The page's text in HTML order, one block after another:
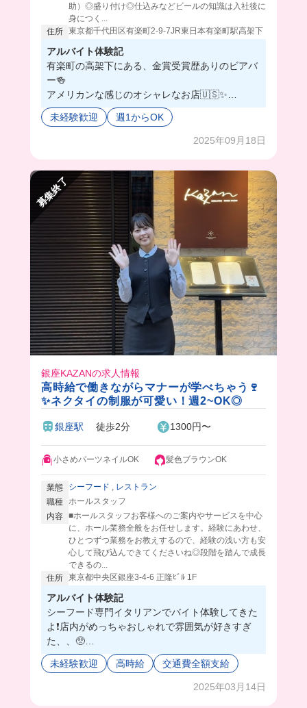
助）◎盛り付け◎仕込みなどビールの知識は入社後に
身につく...
住所 東京都千代田区有楽町2-9-7JR東日本有楽町駅高架下
アルバイト体験記
有楽町の高架下にある、金賞受賞歴ありのビアバ
ー🍻
アメリカンな感じのオシャレなお店🇺🇸✨
とってもフランクで仲良いスタッフが多いから、
めちゃくちゃ働きやすい🌟
もちろんビールの知識なくても、教えてくれるか
まかないも自由に好きなもの食べれるから、みん
な店長に甘えてるみたい🤭💕
気楽に楽しく働きたい人おいで〜‼️
未経験歓迎 週1からOK
2025年09月18日
募集終了
銀座KAZANの求人情報
高時給で働きながらマナーが学べちゃう🍷
✨ネクタイの制服が可愛い！週2~OK◎
銀座駅 徒歩2分 1300円〜
小さめパーツネイルOK 髪色ブラウンOK
業態 シーフード , レストラン
職種 ホールスタッフ
内容 ■ホールスタッフお客様へのご案内やサービスを中心
に、ホール業務全般をお任せします。経験にあわせ、
ひとつずつ業務をお教えするので、経験の浅い方も安
心して飛び込んできてくださいね◎段階を踏んで成長
できるの...
住所 東京都中央区銀座3-4-6 正隆ﾋﾞﾙ 1F
アルバイト体験記
シーフード専門イタリアンでバイト体験してきた
よ❗️店内がめっちゃおしゃれで雰囲気が好きすぎ
た、、🥺
ワイン勉強会とかサービス英会話があったりする
から、ハイクラスのサービスが身についちゃう❗️
最大時給も高くてモチベも上がる⤴️
未経験歓迎 高時給 交通費全額支給
2025年03月14日